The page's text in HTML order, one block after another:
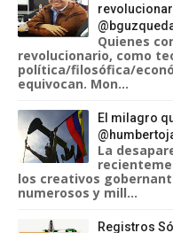
Quienes
revolucionario, como
política/filosófica/
equivocan. Mon...
El milagro
La
los creativos
numerosos y mill...
Registros